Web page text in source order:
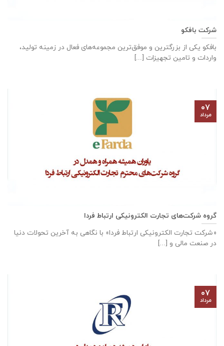
شرکت بافکو
بافکو یکی از بزرگترین و موفق‌ترین مجموعه‌های فعال در زمینه تولید،
واردات و تامین تجهیزات [...]
گروه شرکت‌های تجارت الکترونیکی ارتباط فردا
«شرکت تجارت الکترونیکی ارتباط فردا» با نگاهی به آخرین تحولات دنیا
در صنعت مالی و [...]
۰۷
مرداد
۰۷
مرداد